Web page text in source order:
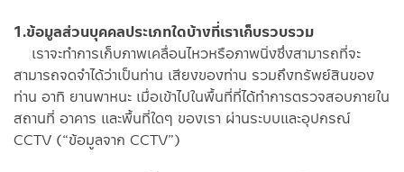
1.ข้อมูลส่วนบุคคลประเภทใดบ้างที่เราเก็บรวบรวม
เราจะทำการเก็บภาพเคลื่อนไหวหรือภาพนิ่งซึ่งสามารถที่จะ
สามารถจดจำได้ว่าเป็นท่าน เสียงของท่าน รวมถึงทรัพย์สินของ
ท่าน อาทิ ยานพาหนะ เมื่อเข้าไปในพื้นที่ที่ได้ทำการตรวจสอบภายใน
สถานที่ อาคาร และพื้นที่ใดๆ ของเรา ผ่านระบบและอุปกรณ์
CCTV (“ข้อมูลจาก CCTV”)